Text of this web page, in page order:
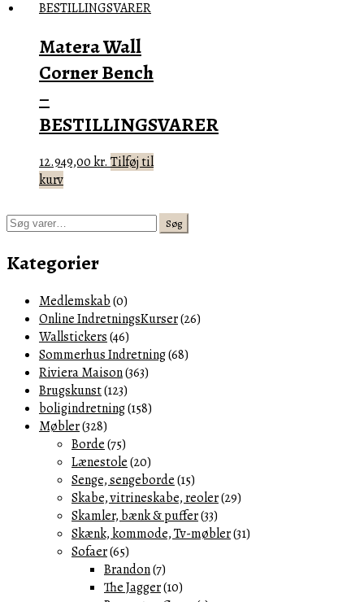
Matera Wall
Corner Bench
–
BESTILLINGSVARER
12.949,00kr.Tilføj til
kurv
Søg
Søg
Kategorier
Medlemskab(0)
Online IndretningsKurser(26)
Wallstickers(46)
Sommerhus Indretning(68)
Riviera Maison(363)
Brugskunst(123)
boligindretning(158)
Møbler(328)
Borde(75)
Lænestole(20)
Senge, sengeborde(15)
Skabe, vitrineskabe, reoler(29)
Skamler, bænk & puffer(33)
Skænk, kommode, Tv-møbler(31)
Sofaer(65)
Brandon(7)
The Jagger(10)